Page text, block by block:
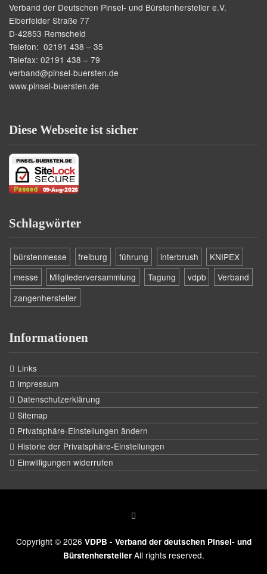
Verband der Deutschen Pinsel- und Bürstenhersteller e.V.
Elberfelder Straße 77
D-42853 Remscheid
Telefon: 02191 438 – 35
Telefax: 02191 438 – 79
verband@pinsel-buersten.de
www.pinsel-buersten.de
Diese Webseite ist sicher
Schlagwörter
bürstenmesse freiburg führung interbrush
KNIPEX
messe
Mitgliederversammlung Tagung vdpb
Verband
zangenhersteller
Informationen
Links
Impressum
Datenschutzerklärung
Sitemap
Privatsphäre-Einstellungen ändern
Historie der Privatsphäre-Einstellungen
Einwilligungen widerrufen
Copyright © 2026 VDPB - Verband der deutschen Pinsel- und
BürstenherstellerAll rights reserved.